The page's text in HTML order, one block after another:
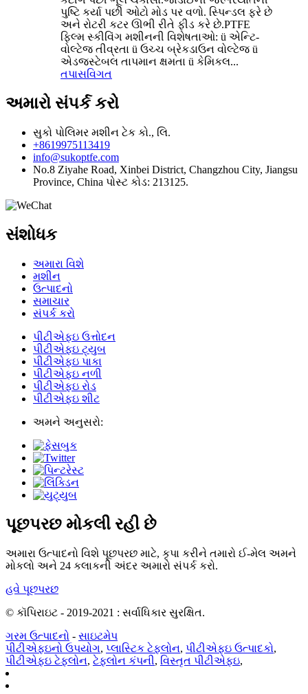
પુષ્ટિ કર્યા પછી ઓટો મોડ પર વળો. સ્પિન્ડલ ફરે છે
અને રોટરી કટર ઊભી રીતે ફીડ કરે છે.PTFE
ફિલ્મ સ્કીવિંગ મશીનની વિશેષતાઓ: ü એન્ટિ-
વોલ્ટેજ તીવ્રતા ü ઉચ્ચ બ્રેકડાઉન વોલ્ટેજ ü
એડજસ્ટેબલ તાપમાન ક્ષમતા ü કેમિકલ...
તપાસવિગત
અમારો સંપર્ક કરો
સુકો પોલિમર મશીન ટેક કો., લિ.
+8619975113419
info@sukoptfe.com
No.8 Ziyahe Road, Xinbei District, Changzhou City, Jiangsu
Province, China પોસ્ટ કોડ: 213125.
સંશોધક
અમારા વિશે
મશીન
ઉત્પાદનો
સમાચાર
સંપર્ક કરો
પીટીએફઇ ઉત્તોદન
પીટીએફઇ ટ્યુબ
પીટીએફઇ પાકા
પીટીએફઇ નળી
પીટીએફઇ રોડ
પીટીએફઇ શીટ
અમને અનુસરો:
પૂછપરછ મોકલી રહી છે
અમારા ઉત્પાદનો વિશે પૂછપરછ માટે, કૃપા કરીને તમારો ઈ-મેલ અમને
મોકલો અને 24 કલાકની અંદર અમારો સંપર્ક કરો.
હવે પૂછપરછ
© કૉપિરાઇટ - 2019-2021 : સર્વાધિકાર સુરક્ષિત.
ગરમ ઉત્પાદનો - સાઇટમેપ
પીટીએફઇનો ઉપયોગ, પ્લાસ્ટિક ટેફલોન, પીટીએફઇ ઉત્પાદકો,
પીટીએફઇ ટેફલોન, ટેફલોન કંપની, વિસ્તૃત પીટીએફઇ,